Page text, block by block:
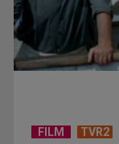
Bacalaureat
profilului
FILM TVR2